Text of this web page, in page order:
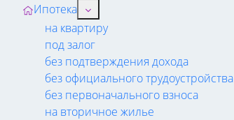
Ипотека
на квартиру
под залог
без подтверждения дохода
без официального трудоустройства
без первоначального взноса
на вторичное жилье